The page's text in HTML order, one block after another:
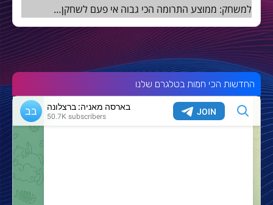
למשחק: ממוצע התרומה הכי גבוה אי פעם לשחקן…
החדשות הכי חמות בטלגרם שלנו